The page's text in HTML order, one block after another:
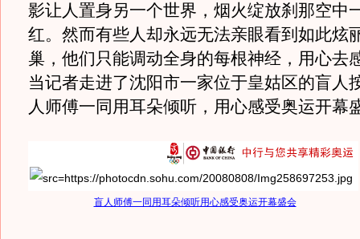
影让人置身另一个世界，烟火绽放刹那空中
红。然而有些人却永远无法亲眼看到如此炫
巢，他们只能调动全身的每根神经，用心去
当记者走进了沈阳市一家位于皇姑区的盲人
人师傅一同用耳朵倾听，用心感受奥运开幕
盲人师傅一同用耳朵倾听用心感受奥运开幕盛会